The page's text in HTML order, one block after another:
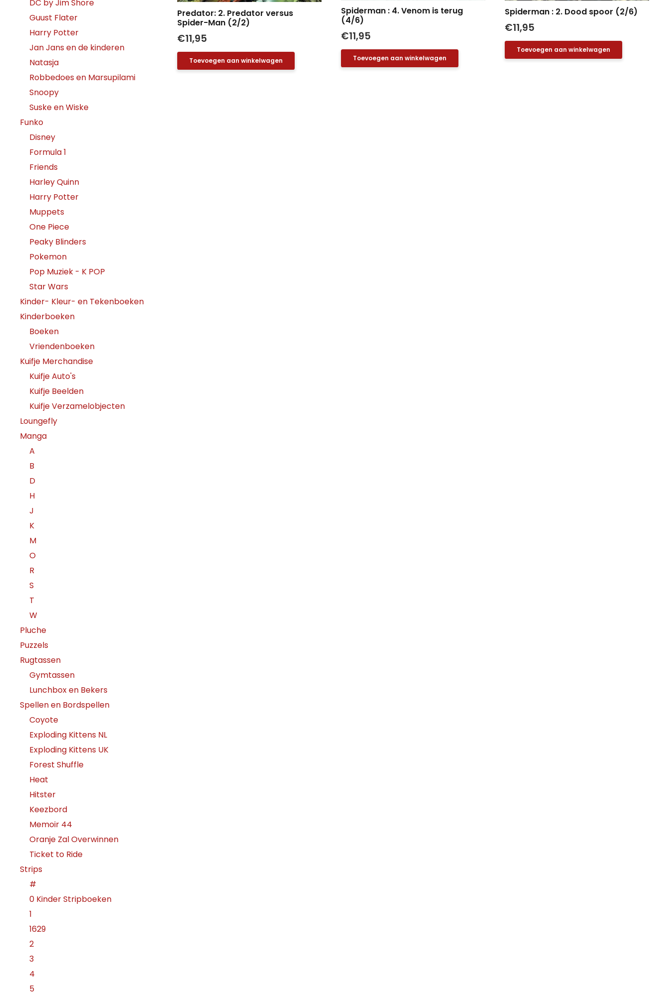
Predator: 2. Predator versus
Spider-Man (2/2)
€11,95
Toevoegen aan winkelwagen
Spiderman : 4. Venom is terug
(4/6)
€11,95
Toevoegen aan winkelwagen
Spiderman : 2. Dood spoor (2/6)
€11,95
Toevoegen aan winkelwagen
DC by Jim Shore
Guust Flater
Harry Potter
Jan Jans en de kinderen
Natasja
Robbedoes en Marsupilami
Snoopy
Suske en Wiske
Funko
Disney
Formula 1
Friends
Harley Quinn
Harry Potter
Muppets
One Piece
Peaky Blinders
Pokemon
Pop Muziek - K POP
Star Wars
Kinder- Kleur- en Tekenboeken
Kinderboeken
Boeken
Vriendenboeken
Kuifje Merchandise
Kuifje Auto's
Kuifje Beelden
Kuifje Verzamelobjecten
Loungefly
Manga
A
B
D
H
J
K
M
O
R
S
T
W
Pluche
Puzzels
Rugtassen
Gymtassen
Lunchbox en Bekers
Spellen en Bordspellen
Coyote
Exploding Kittens NL
Exploding Kittens UK
Forest Shuffle
Heat
Hitster
Keezbord
Memoir 44
Oranje Zal Overwinnen
Ticket to Ride
Strips
#
0 Kinder Stripboeken
1
1629
2
3
4
5